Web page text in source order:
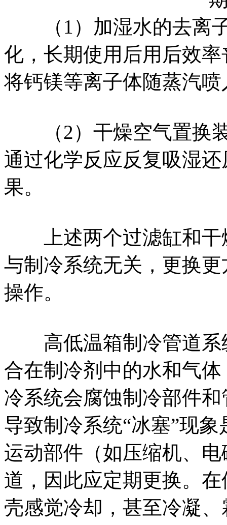
（1）加湿水的去离子
化，长期使用后用后效
将钙镁等离子体随蒸汽
（2）干燥空气置换装
通过化学反应反复吸湿
果。
上述两个过滤缸和干
与制冷系统无关，更换
操作。
高低温箱制冷管道系
合在制冷剂中的水和气
冷系统会腐蚀制冷部件
导致制冷系统“冰塞”现
运动部件（如压缩机、
道，因此应定期更换。
壳感觉冷却，甚至冷凝